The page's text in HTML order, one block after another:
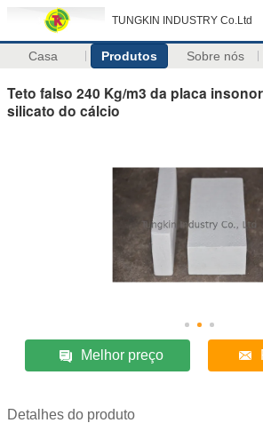
TUNGKIN INDUSTRY Co.Ltd
Casa Produtos Sobre nós
Teto falso 240 Kg/m3 da placa
silicato do cálcio
Melhor preço
Detalhes do produto